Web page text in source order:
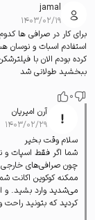
jamal
۱۴۰۳/۰۲/۱۹
استفادم اسبات و نوسان
کرده بودم الان با
ببخشید طولانی شد
0
آرن امیریان
۱۴۰۳/۰۲/۲۹
سلام وقت بخیر
شما اگر فقط اسپات و
چون صرافی‌های خارجی
ممکنه کوکوین اکانت
می‌شدید وارد بشید. و
کردید که بتونید راحت